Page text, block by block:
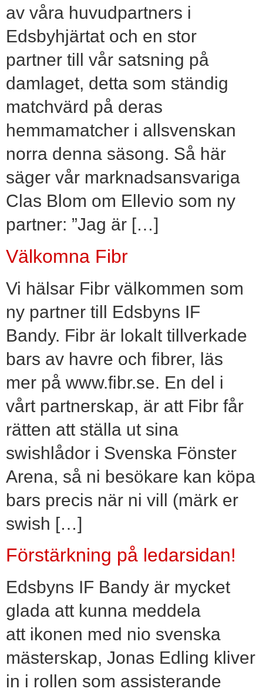
av våra huvudpartners i
Edsbyhjärtat och en stor
partner till vår satsning på
damlaget, detta som ständig
matchvärd på deras
hemmamatcher i allsvenskan
norra denna säsong. Så här
säger vår marknadsansvariga
Clas Blom om Ellevio som ny
partner: ”Jag är […]
Välkomna Fibr
Vi hälsar Fibr välkommen som
ny partner till Edsbyns IF
Bandy. Fibr är lokalt tillverkade
bars av havre och fibrer, läs
mer på www.fibr.se. En del i
vårt partnerskap, är att Fibr får
rätten att ställa ut sina
swishlådor i Svenska Fönster
Arena, så ni besökare kan köpa
bars precis när ni vill (märk er
swish […]
Förstärkning på ledarsidan!
Edsbyns IF Bandy är mycket
glada att kunna meddela
att ikonen med nio svenska
mästerskap, Jonas Edling kliver
in i rollen som assisterande